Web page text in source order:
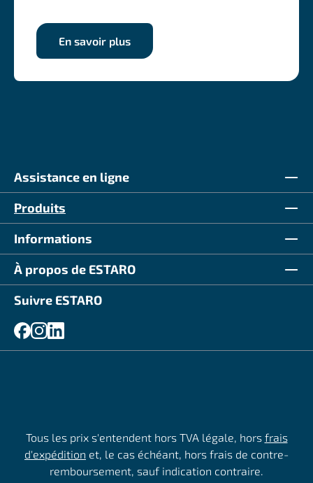
En savoir plus
Assistance en ligne
Produits
Informations
À propos de ESTARO
Suivre ESTARO
Tous les prix s'entendent hors TVA légale, hors frais
d'expédition et, le cas échéant, hors frais de contre-
remboursement, sauf indication contraire.